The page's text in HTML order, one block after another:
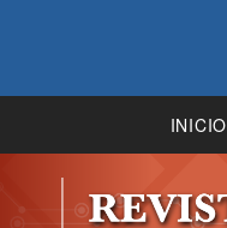
INICIO